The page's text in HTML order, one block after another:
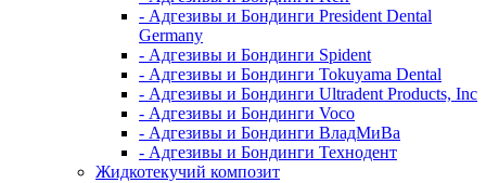
- Адгезивы и Бондинги President Dental
Germany
- Адгезивы и Бондинги Spident
- Адгезивы и Бондинги Tokuyama Dental
- Адгезивы и Бондинги Ultradent Products, Inc
- Адгезивы и Бондинги Voco
- Адгезивы и Бондинги ВладМиВа
- Адгезивы и Бондинги Технодент
Жидкотекучий композит